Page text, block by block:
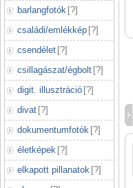
barlangfotók [?]
családi/emlékkép [?]
csendélet [?]
csillagászat/égbolt [?]
digit. illusztráció [?]
divat [?]
dokumentumfotók [?]
életképek [?]
elkapott pillanatok [?]